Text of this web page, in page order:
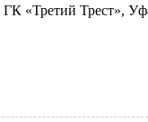
ГК «Третий Трест»,